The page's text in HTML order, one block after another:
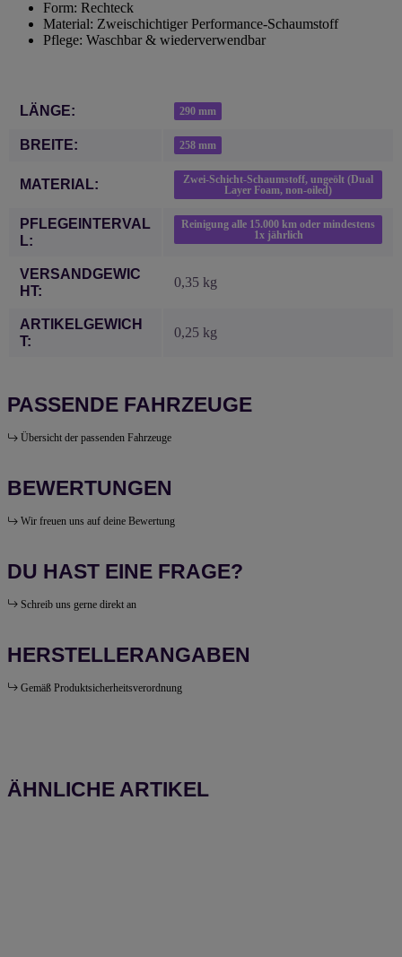
Form: Rechteck
Material: Zweischichtiger Performance-Schaumstoff
Pflege: Waschbar & wiederverwendbar
Produkteigenschaft
Wert
LÄNGE: 290 mm
BREITE: 258 mm
MATERIAL:
Zwei-Schicht-Schaumstoff, ungeölt (Dual
Layer Foam, non-oiled)
PFLEGEINTERVAL
L:
Reinigung alle 15.000 km oder mindestens
1x jährlich
VERSANDGEWIC
HT:
0,35 kg
ARTIKELGEWICH
T:
0,25 kg
PASSENDE FAHRZEUGE
Übersicht der passenden Fahrzeuge
BEWERTUNGEN
Wir freuen uns auf deine Bewertung
DU HAST EINE FRAGE?
Schreib uns gerne direkt an
HERSTELLERANGABEN
Gemäß Produktsicherheitsverordnung
ÄHNLICHE ARTIKEL